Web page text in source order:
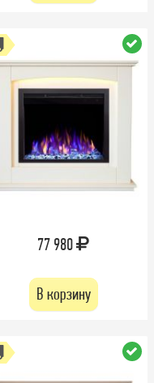
77 980
В корзину